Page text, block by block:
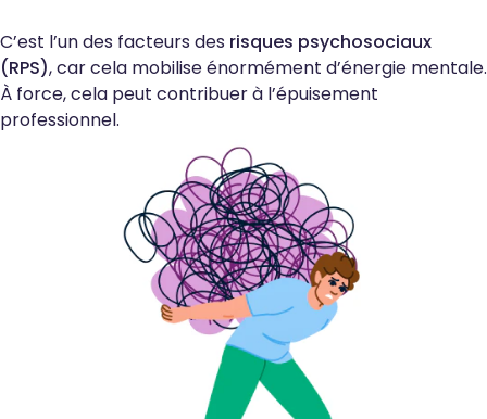
C’est l’un des facteurs des risques psychosociaux
(RPS), car cela mobilise énormément d’énergie mentale.
À force, cela peut contribuer à l’épuisement
professionnel.